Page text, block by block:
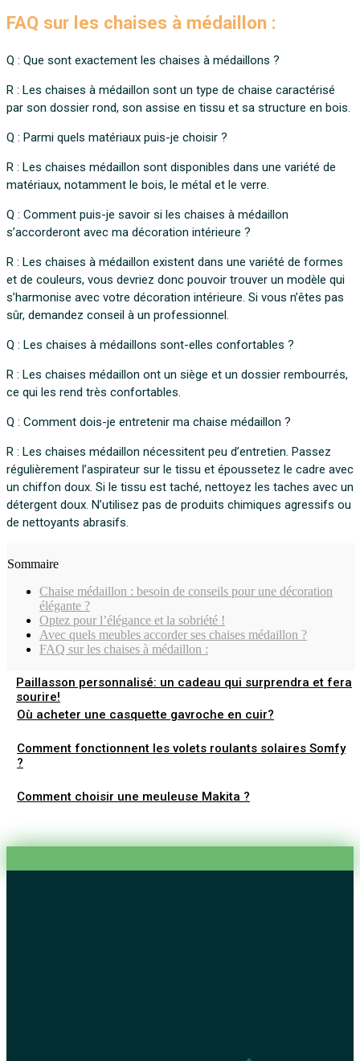
FAQ sur les chaises à médaillon :
Q : Que sont exactement les chaises à médaillons ?
R : Les chaises à médaillon sont un type de chaise caractérisé
par son dossier rond, son assise en tissu et sa structure en bois.
Q : Parmi quels matériaux puis-je choisir ?
R : Les chaises médaillon sont disponibles dans une variété de
matériaux, notamment le bois, le métal et le verre.
Q : Comment puis-je savoir si les chaises à médaillon
s’accorderont avec ma décoration intérieure ?
R : Les chaises à médaillon existent dans une variété de formes
et de couleurs, vous devriez donc pouvoir trouver un modèle qui
s’harmonise avec votre décoration intérieure. Si vous n’êtes pas
sûr, demandez conseil à un professionnel.
Q : Les chaises à médaillons sont-elles confortables ?
R : Les chaises médaillon ont un siège et un dossier rembourrés,
ce qui les rend très confortables.
Q : Comment dois-je entretenir ma chaise médaillon ?
R : Les chaises médaillon nécessitent peu d’entretien. Passez
régulièrement l’aspirateur sur le tissu et époussetez le cadre avec
un chiffon doux. Si le tissu est taché, nettoyez les taches avec un
détergent doux. N’utilisez pas de produits chimiques agressifs ou
de nettoyants abrasifs.
Sommaire
Chaise médaillon : besoin de conseils pour une décoration
élégante ?
Optez pour l’élégance et la sobriété !
Avec quels meubles accorder ses chaises médaillon ?
FAQ sur les chaises à médaillon :
Paillasson personnalisé: un cadeau qui surprendra et fera
sourire!
Où acheter une casquette gavroche en cuir?
Comment fonctionnent les volets roulants solaires Somfy
?
Comment choisir une meuleuse Makita ?